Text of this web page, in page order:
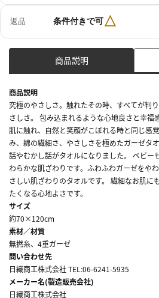
返品 条件付きで可△
商品説明
商品説明
究極のやさしさ。触れたその時、すべてが判
さしさ。 包み込まれるような心地良さと幸福
肌に触れ、自然と笑顔がこぼれる時と同じ感
み、綿の繊細さ、やさしさを極めたガーゼタ
話やむかし話がタオルになりました。 ベビー
わらかな肌ざわりです。ふわふわガーゼをや
さしい肌ざわりのタオルです。 繊細なお肌に
たくなる心地よさです。
サイズ
約70×120cm
素材／材質
無撚糸、4重ガーゼ
問い合わせ先
日繊商工株式会社 TEL:06-6241-5935
メーカー名(製造販売会社)
日繊商工株式会社